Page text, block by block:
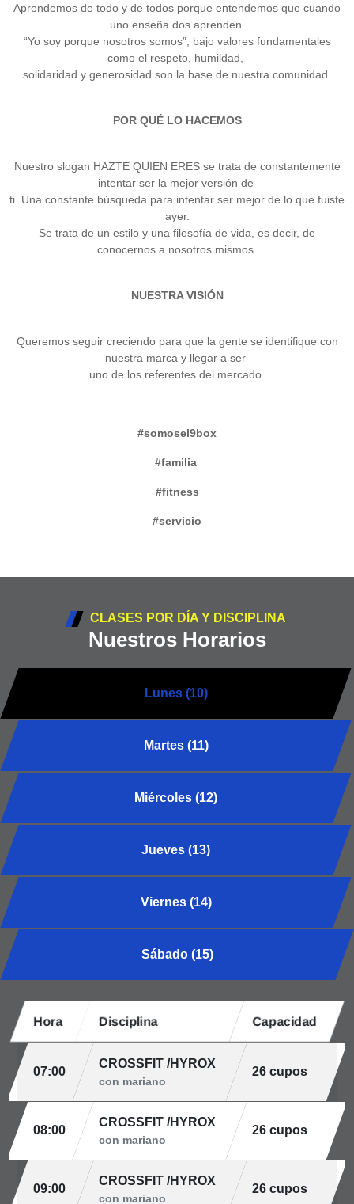
Aprendemos de todo y de todos porque entendemos que cuando
uno enseña dos aprenden.
“Yo soy porque nosotros somos”, bajo valores fundamentales
como el respeto, humildad,
solidaridad y generosidad son la base de nuestra comunidad.
POR QUÉ LO HACEMOS
Nuestro slogan HAZTE QUIEN ERES se trata de constantemente
intentar ser la mejor versión de
ti. Una constante búsqueda para intentar ser mejor de lo que fuiste
ayer.
Se trata de un estilo y una filosofía de vida, es decir, de
conocernos a nosotros mismos.
NUESTRA VISIÓN
Queremos seguir creciendo para que la gente se identifique con
nuestra marca y llegar a ser
uno de los referentes del mercado.
#somosel9box
#familia
#fitness
#servicio
CLASES POR DÍA Y DISCIPLINA
Nuestros Horarios
Lunes (10)
Martes (11)
Miércoles (12)
Jueves (13)
Viernes (14)
Sábado (15)
Hora Disciplina Capacidad
07:00
CROSSFIT /HYROX
con mariano
26 cupos
08:00
CROSSFIT /HYROX
con mariano
26 cupos
09:00
CROSSFIT /HYROX
con mariano
26 cupos